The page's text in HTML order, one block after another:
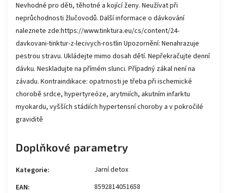
Nevhodné pro děti, těhotné a kojící ženy. Neužívat při
neprůchodnosti žlučovodů. Další informace o dávkování
naleznete zde:https://www.tinktura.eu/cs/content/24-
davkovani-tinktur-z-lecivych-rostlin Upozornění: Nenahrazuje
pestrou stravu. Ukládejte mimo dosah dětí. Nepřekračujte denní
dávku. Neskladujte na přímém slunci. Případný zákal není na
závadu. Kontraindikace: opatrnosti je třeba při ischemické
chorobě srdce, hypertyreóze, arytmiích, akutním infarktu
myokardu, vyšších stádiích hypertensní choroby a v pokročilé
graviditě
Doplňkové parametry
Kategorie:
Jarní detox
EAN: 8592814051658